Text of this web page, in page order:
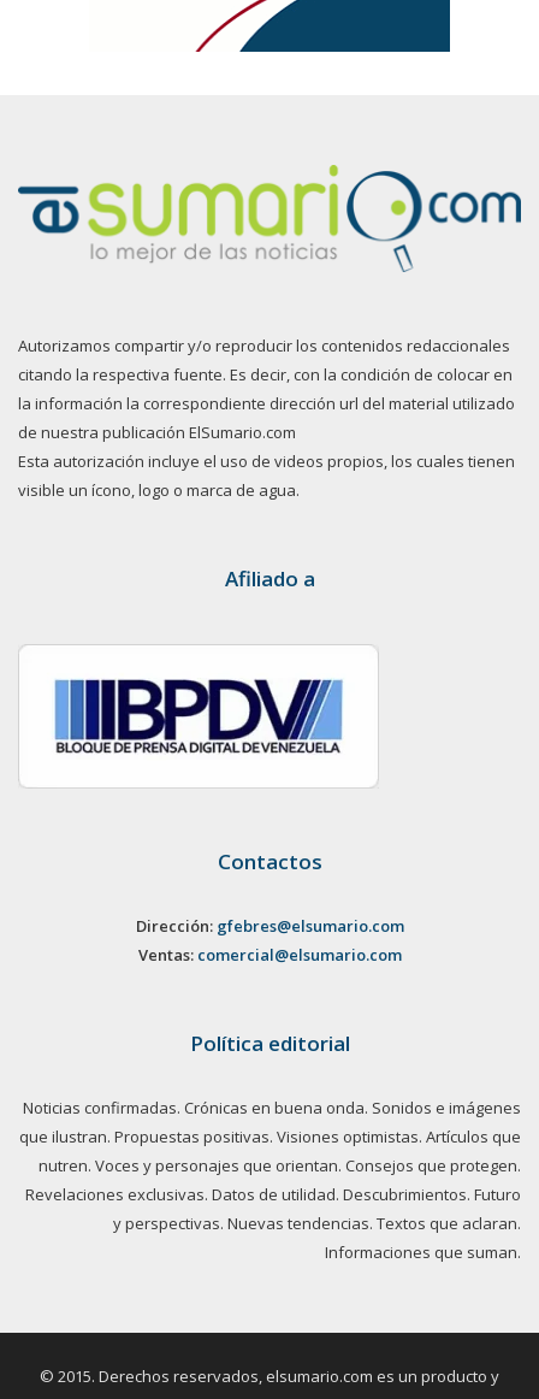
Autorizamos compartir y/o reproducir los contenidos redaccionales
citando la respectiva fuente. Es decir, con la condición de colocar en
la información la correspondiente dirección url del material utilizado
de nuestra publicación ElSumario.com
Esta autorización incluye el uso de videos propios, los cuales tienen
visible un ícono, logo o marca de agua.
Afiliado a
Contactos
Dirección: gfebres@elsumario.com
Ventas: comercial@elsumario.com
Política editorial
Noticias confirmadas. Crónicas en buena onda. Sonidos e imágenes
que ilustran. Propuestas positivas. Visiones optimistas. Artículos que
nutren. Voces y personajes que orientan. Consejos que protegen.
Revelaciones exclusivas. Datos de utilidad. Descubrimientos. Futuro
y perspectivas. Nuevas tendencias. Textos que aclaran.
Informaciones que suman.
© 2015. Derechos reservados, elsumario.com es un producto y